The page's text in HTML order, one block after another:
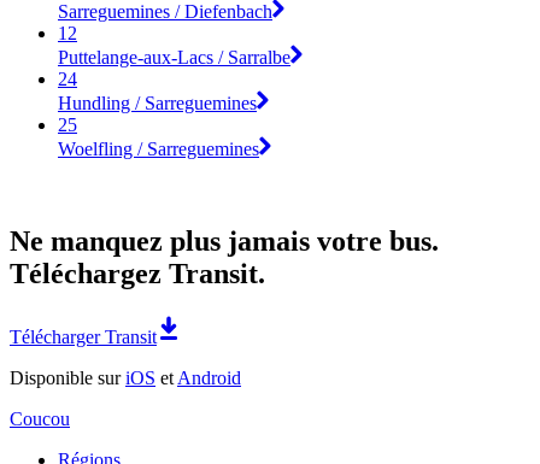
Sarreguemines / Diefenbach
12
Puttelange-aux-Lacs / Sarralbe
24
Hundling / Sarreguemines
25
Woelfling / Sarreguemines
Ne manquez plus jamais votre bus.
Téléchargez Transit.
Télécharger Transit
Disponible suriOS et Android
Coucou
Régions